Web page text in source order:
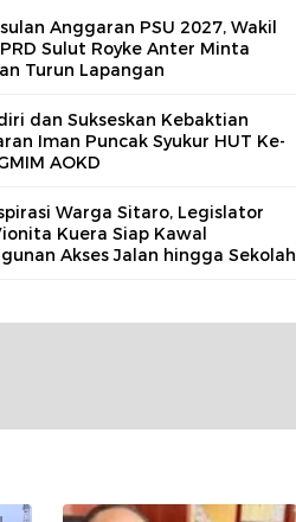
Anggaran PSU 2027, Wakil
Sulut Royke Anter Minta
Turun Lapangan
dan Sukseskan Kebaktian
Iman Puncak Syukur HUT Ke-
AOKD
Warga Sitaro, Legislator
Kuera Siap Kawal
Akses Jalan hingga Sekolah​